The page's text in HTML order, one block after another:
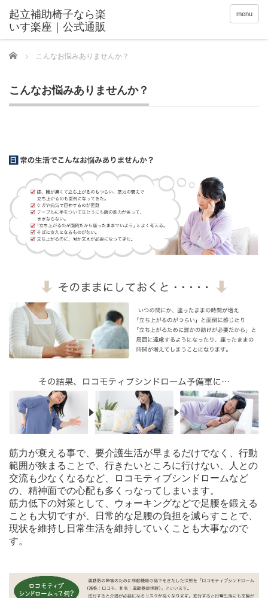
menu
Home こんなお悩みありませんか？
こんなお悩みありませんか？
筋力が衰える事で、要介護生活が早まるだけでなく、行動
範囲が狭まることで、行きたいところに行けない、人との
交流も少なくなるなど、ロコモティブシンドロームなど
の、精神面での心配も多くっなってしまいます。
筋力低下の対策として、ウォーキングなどで足腰を鍛える
ことも大切ですが、日常的な足腰の負担を減らすことで、
現状を維持し日常生活を維持していくことも大事なので
す。